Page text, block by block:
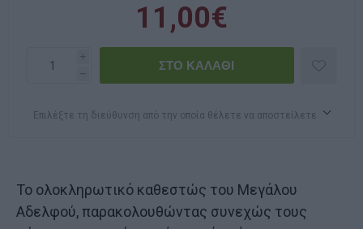
11,00€
i
h
Επιλέξτε τη διεύθυνση από την οποία θέλετε να αποστείλετε
Το ολοκληρωτικό καθεστώς του Μεγάλου
Αδελφού, παρακολουθώντας συνεχώς τους